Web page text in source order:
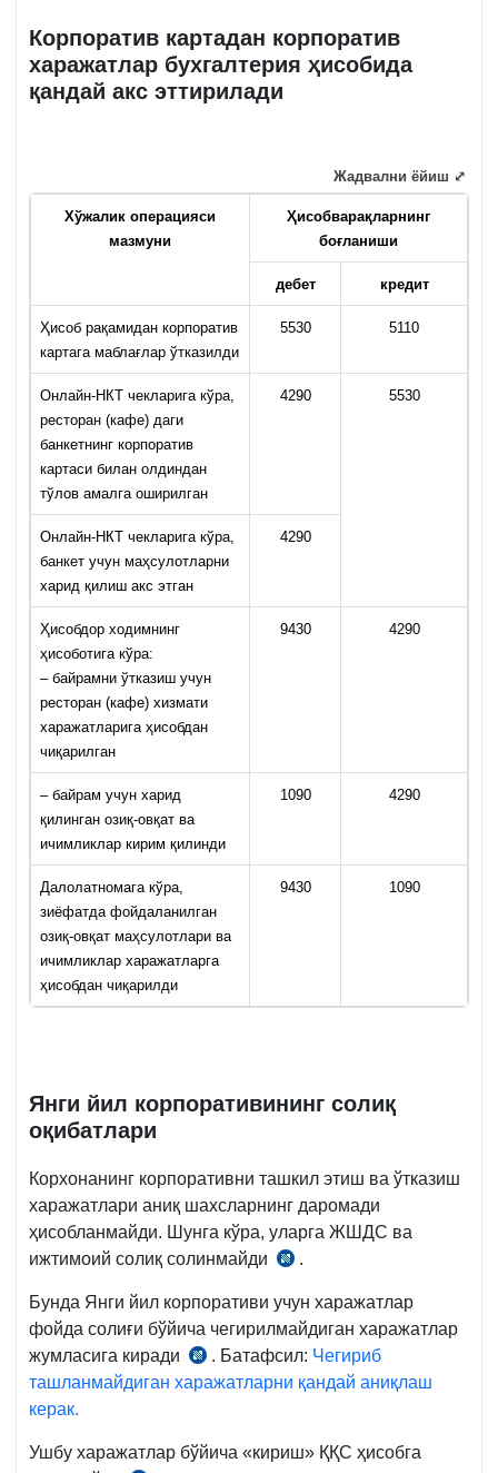
Корпоратив картадан корпоратив
харажатлар бухгалтерия ҳисобида
қандай акс эттирилади
Хўжалик операцияси
мазмуни
Ҳисобварақларнинг
боғланиши
дебет кредит
Ҳисоб рақамидан корпоратив
картага маблағлар ўтказилди
5530 5110
Онлайн-НКТ чекларига кўра,
ресторан (кафе) даги
банкетнинг корпоратив
картаси билан олдиндан
тўлов амалга оширилган
4290 5530
Онлайн-НКТ чекларига кўра,
банкет учун маҳсулотларни
харид қилиш акс этган
4290
Ҳисобдор ходимнинг
ҳисоботига кўра:
– байрамни ўтказиш учун
ресторан (кафе) хизмати
харажатларига ҳисобдан
чиқарилган
9430 4290
– байрам учун харид
қилинган озиқ-овқат ва
ичимликлар кирим қилинди
1090 4290
Далолатномага кўра,
зиёфатда фойдаланилган
озиқ-овқат маҳсулотлари ва
ичимликлар харажатларга
ҳисобдан чиқарилди
9430 1090
Жадвални ёйиш ⤢
Янги йил корпоративининг солиқ
оқибатлари
Корхонанинг корпоративни ташкил этиш ва ўтказиш
харажатлари аниқ шахсларнинг даромади
ҳисобланмайди. Шунга кўра, уларга ЖШДС ва
ижтимоий солиқ солинмайди
СК
м.
.
Бунда Янги йил корпоративи учун харажатлар
фойда солиғи бўйича чегирилмайдиган харажатлар
жумласига киради
СК
317-
б.
. Батафсил: Чегириб
ташланмайдиган харажатларни қандай аниқлаш
керак.
Ушбу харажатлар бўйича «кириш» ҚҚС ҳисобга